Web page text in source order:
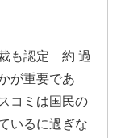
も認定 約 過
が重要であ
コミは国民の
いるに過ぎな